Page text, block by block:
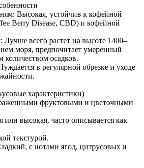
Высокая, устойчив к кофейной
Berry Disease, CBD) и кофейной
Лучше всего растет на высоте 1400–
моря, предпочитает умеренный
количеством осадков.
в регулярной обрезке и уходе
характеристики)
фруктовыми и цветочными
или высокая, часто описывается как
текстурой.
с нотами ягод, цитрусовых и